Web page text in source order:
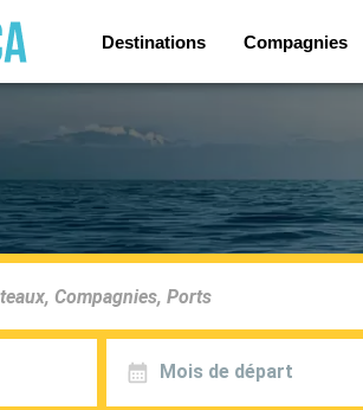
Destinations Compagnies
Mois de départ